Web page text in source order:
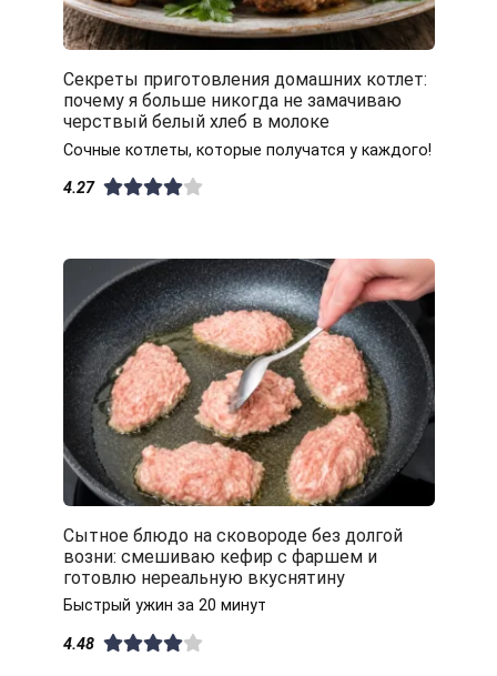
Секреты приготовления домашних котлет:
почему я больше никогда не замачиваю
черствый белый хлеб в молоке
Сочные котлеты, которые получатся у каждого!
4.27
Сытное блюдо на сковороде без долгой
возни: смешиваю кефир с фаршем и
готовлю нереальную вкуснятину
Быстрый ужин за 20 минут
4.48